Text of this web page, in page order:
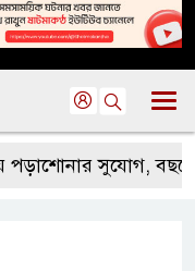
পড়াশোনার সুযোগ, বছরে